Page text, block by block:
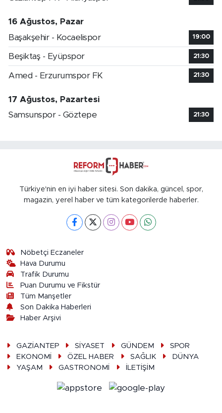
16 Ağustos, Pazar
Başakşehir - Kocaelispor
19:00
Beşiktaş - Eyüpspor 21:30
Amed - Erzurumspor FK 21:30
17 Ağustos, Pazartesi
Samsunspor - Göztepe
21:30
Türkiye'nin en iyi haber sitesi. Son dakika, güncel, spor,
magazin, yerel haber ve tüm kategorilerde haberler.
Nöbetçi Eczaneler
Hava Durumu
Trafik Durumu
Puan Durumu ve Fikstür
Tüm Manşetler
Son Dakika Haberleri
Haber Arşivi
GAZİANTEP SİYASET GÜNDEM
SPOR
EKONOMİ
ÖZEL HABER SAĞLIK
DÜNYA
YAŞAM
GASTRONOMİ İLETİŞİM